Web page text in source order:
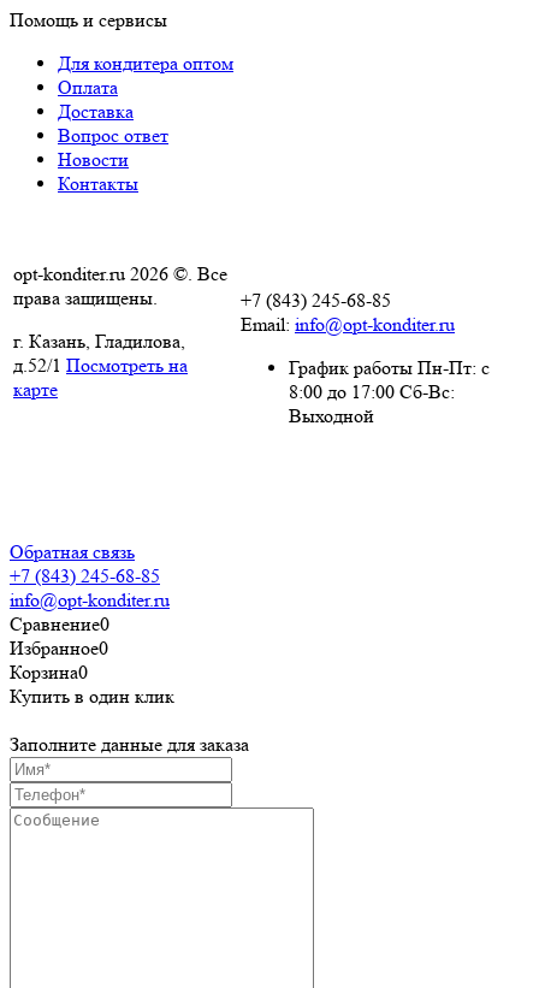
Помощь и сервисы
Для кондитера оптом
Оплата
Доставка
Вопрос ответ
Новости
Контакты
opt-konditer.ru 2026 ©. Все
права защищены.
г. Казань, Гладилова,
д.52/1 Посмотреть на
карте
+7 (843) 245-68-85
Email: info@opt-konditer.ru
График работы Пн-Пт: с
8:00 до 17:00 Сб-Вс:
Выходной
Обратная связь
+7 (843) 245-68-85
info@opt-konditer.ru
Сравнение0
Избранное0
Корзина0
Купить в один клик
Заполните данные для заказа